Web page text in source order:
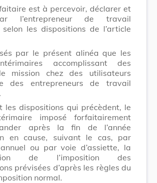
est à percevoir, déclarer et
l’entrepreneur de travail
les dispositions de l’article
par le présent alinéa que les
accomplissant des
mission chez des utilisateurs
des entrepreneurs de travail
les dispositions qui précèdent, le
imposé forfaitairement
après la fin de l’année
en cause, suivant le cas, par
ou par voie d’assiette, la
de l’imposition des
prévisées d’après les règles du
normal.